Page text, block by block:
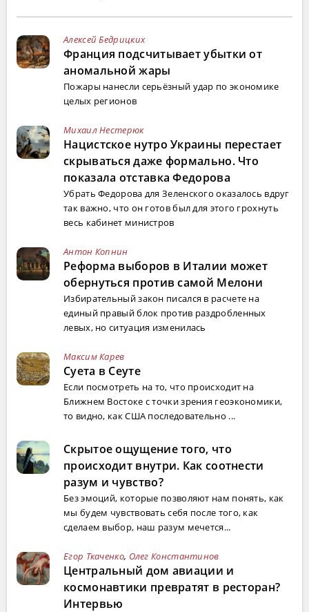
Алексей Бедрицких
Франция подсчитывает убытки от
аномальной жары
Пожары нанесли серьёзный удар по экономике
целых регионов
Михаил Нестерюк
Нацистское нутро Украины перестает
скрываться даже формально. Что
показала отставка Федорова
Убрать Федорова для Зеленского оказалось вдруг
так важно, что он готов был для этого грохнуть
весь кабинет министров
Антон Копнин
Реформа выборов в Италии может
обернуться против самой Мелони
Избирательный закон писался в расчете на
единый правый блок против раздробленных
левых, но ситуация изменилась
Максим Карев
Суета в Сеуте
Если посмотреть на то, что происходит на
Ближнем Востоке с точки зрения геоэкономики,
то видно, как США последовательно ...
Скрытое ощущение того, что
происходит внутри. Как соотнести
разум и чувство?
Без эмоций, которые позволяют нам понять, как
мы будем чувствовать себя после того, как
сделаем выбор, наш разум мечется...
Егор Ткаченко, Олег Константинов
Центральный дом авиации и
космонавтики превратят в ресторан?
Интервью